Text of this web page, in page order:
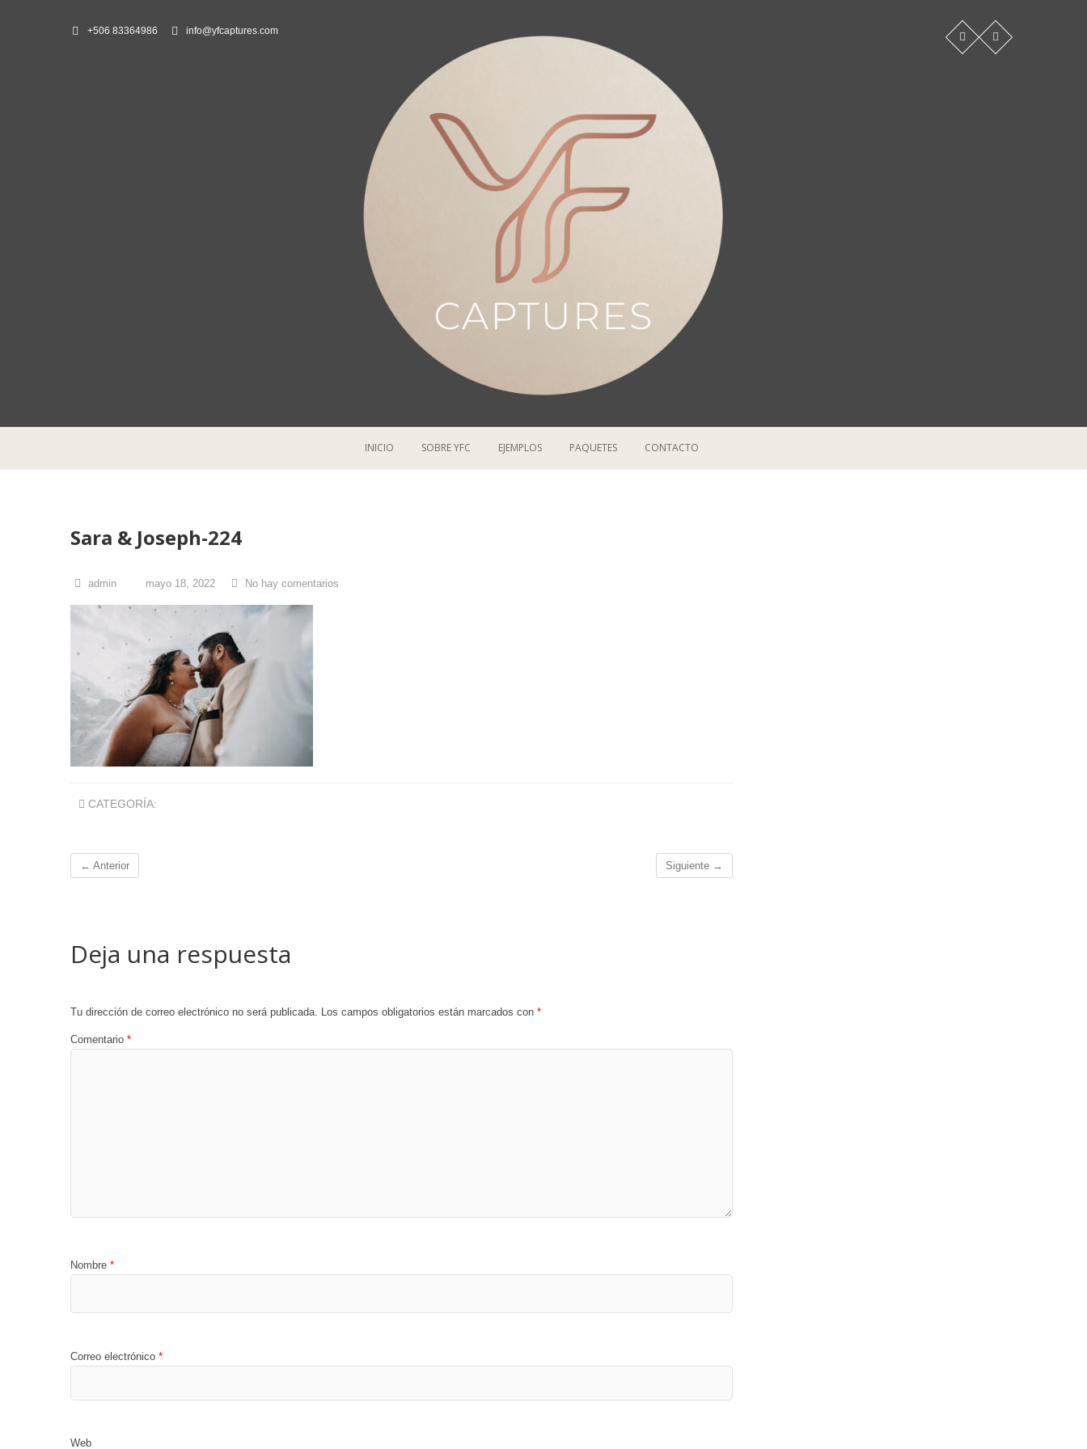
+506 83364986 info@yfcaptures.com
YFCaptures
INICIO SOBRE YFC EJEMPLOS PAQUETES CONTACTO
Sara & Joseph-224
admin mayo 18, 2022 No hay comentarios
CATEGORÍA:
← Anterior Siguiente →
Deja una respuesta
Tu dirección de correo electrónico no será publicada. Los campos obligatorios están marcados con *
Comentario *
Nombre *
Correo electrónico *
Web